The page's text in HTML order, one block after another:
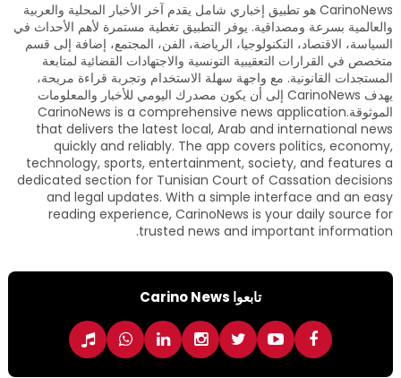
CarinoNews هو تطبيق إخباري شامل يقدم آخر الأخبار المحلية والعربية
والعالمية بسرعة ومصداقية. يوفر التطبيق تغطية مستمرة لأهم الأحداث في
السياسة، الاقتصاد، التكنولوجيا، الرياضة، الفن، المجتمع، إضافة إلى قسم
متخصص في القرارات التعقيبية التونسية والاجتهادات القضائية لمتابعة
المستجدات القانونية. مع واجهة سهلة الاستخدام وتجربة قراءة مريحة،
يهدف CarinoNews إلى أن يكون مصدرك اليومي للأخبار والمعلومات
الموثوقة.CarinoNews is a comprehensive news application
that delivers the latest local, Arab and international news
quickly and reliably. The app covers politics, economy,
technology, sports, entertainment, society, and features a
dedicated section for Tunisian Court of Cassation decisions
and legal updates. With a simple interface and an easy
reading experience, CarinoNews is your daily source for
trusted news and important information.
تابعوا Carino News